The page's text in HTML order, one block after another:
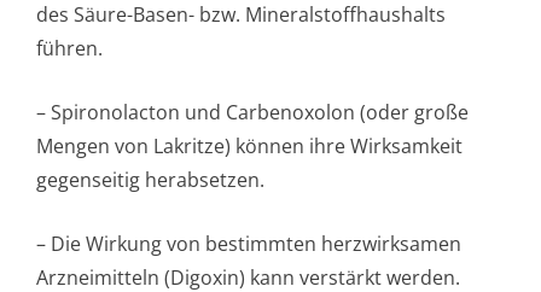
des Säure-Basen- bzw. Mineralstoffhau­shalts
führen.
– Spironolacton und Carbenoxolon (oder große
Mengen von Lakritze) können ihre Wirksamkeit
gegenseitig herabsetzen.
– Die Wirkung von bestimmten herzwirksamen
Arzneimitteln (Digoxin) kann verstärkt werden.